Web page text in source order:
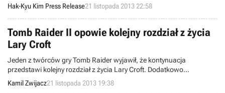
gry - Ragnarok - gra została uruchomiona w 2004 roku i do dziś
cieszy się popularności, jak również innych produktów jak np.
“Wolfnights" oraz "Project R1”, w związku z tym tysiące gracze z
utęsknieniem czekają i oczekują na sukces kolejnej wydanej gry
przez pana Kim'a.
Hak-Kyu Kim Press Release21 listopada 2013 22:58
Tomb Raider II opowie kolejny rozdział z życia
Lary Croft
Jeden z twórców gry Tomb Raider wyjawił, że kontynuacja
przedstawi kolejny rozdział z życia Lary Croft. Dodatkowo
ujawniono, że tytuł posiada budżet podobny do tego jaki miał
pierwowzór.
Kamil Zwijacz21 listopada 2013 19:38